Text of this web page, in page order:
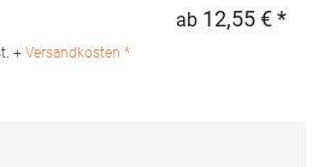
100% Baumwolle (Heather
Viskose)Angaben zur
ab 12,55 € *
+ Versandkosten *